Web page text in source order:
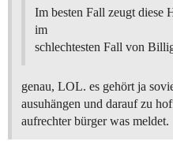
Im besten Fall zeugt diese
im
schlechtesten Fall von
genau, LOL. es gehört ja
ausuhängen und darauf zu
aufrechter bürger was meldet.